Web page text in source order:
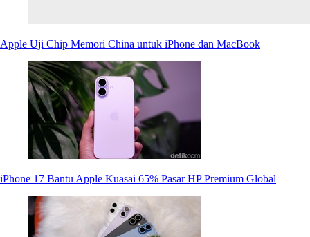
Apple Uji Chip Memori China untuk iPhone dan MacBook
iPhone 17 Bantu Apple Kuasai 65% Pasar HP Premium Global